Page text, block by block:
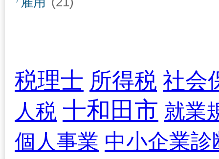
税理士 所得税 社会
人税 十和田市 就業
個人事業 中小企業診